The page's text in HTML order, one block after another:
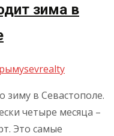
зима в
sevrealty
зиму в Севастополе.
четыре месяца –
Это самые